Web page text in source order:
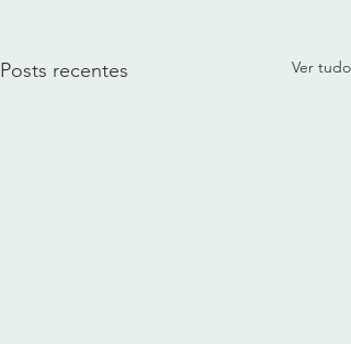
Posts recentes Ver tudo